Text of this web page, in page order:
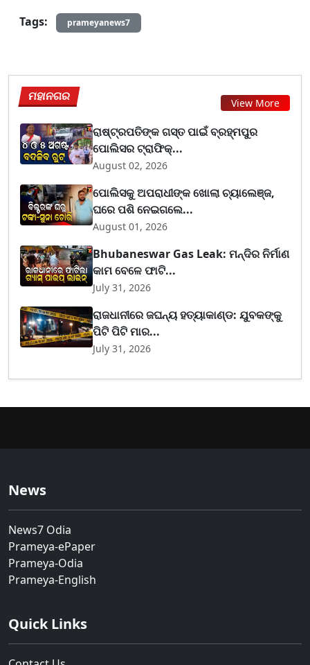
Tags:
prameyanews7
ମହାନଗର View More
ରାଷ୍ଟ୍ରପତିଙ୍କ ଗସ୍ତ ପାଇଁ ବ୍ରହ୍ମପୁର
ପୋଲିସର ଟ୍ରାଫିକ୍...
August 02, 2026
ପୋଲିସକୁ ଅପରାଧୀଙ୍କ ଖୋଲା ଚ୍ୟାଲେଞ୍ଜ,
ଘରେ ପଶି ନେଇଗଲେ...
August 01, 2026
Bhubaneswar Gas Leak: ମନ୍ଦିର ନିର୍ମାଣ
କାମ ବେଳେ ଫାଟି...
July 31, 2026
ରାଜଧାନୀରେ ଜଘନ୍ୟ ହତ୍ୟାକାଣ୍ଡ: ଯୁବକଙ୍କୁ
ପିଟି ପିଟି ମାର...
July 31, 2026
News
News7 Odia
Prameya-ePaper
Prameya-Odia
Prameya-English
Quick Links